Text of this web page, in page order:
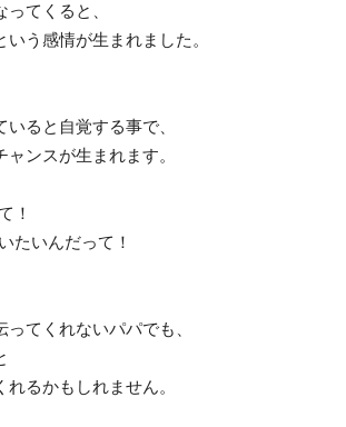
てくると、
う感情が生まれました。
ると自覚する事で、
ンスが生まれます。
！
たいんだって！
てくれないパパでも、
るかもしれません。